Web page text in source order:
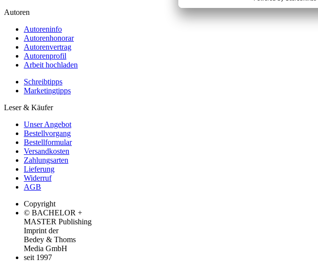
Autoren
Autoreninfo
Autorenhonorar
Autorenvertrag
Autorenprofil
Arbeit hochladen
Schreibtipps
Marketingtipps
Leser & Käufer
Unser Angebot
Bestellvorgang
Bestellformular
Versandkosten
Zahlungsarten
Lieferung
Widerruf
AGB
Copyright
© BACHELOR +
MASTER Publishing
Imprint der
Bedey & Thoms
Media GmbH
seit 1997